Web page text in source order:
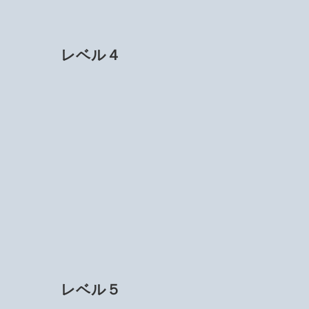
レベル４
レベル５